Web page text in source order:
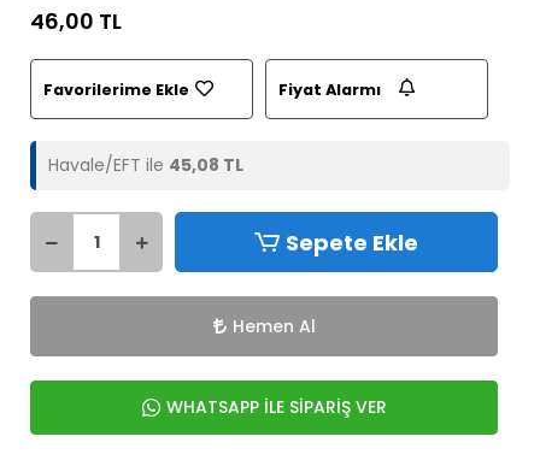
46,00 TL
Favorilerime Ekle Fiyat Alarmı
Havale/EFT ile 45,08 TL
Sepete Ekle
Hemen Al
WHATSAPP İLE SİPARİŞ VER